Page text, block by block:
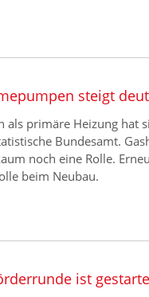
steigt
primäre Heizung hat
Bundesamt.
noch eine Rolle.
beim Neubau.
ist